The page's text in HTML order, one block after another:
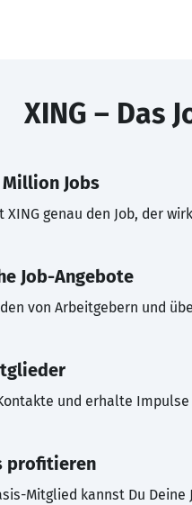
XING – Das
Jobs
XING genau den Job, der
Job-Angebote
von Arbeitgebern und
und erhalte
profitieren
Mitglied kannst Du